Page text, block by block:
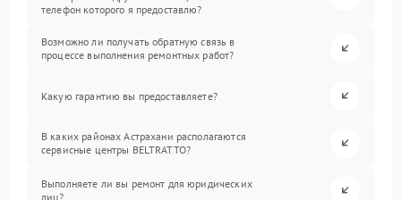
телефон которого я предоставлю?
Возможно ли получать обратную связь в
процессе выполнения ремонтных работ?
Какую гарантию вы предоставляете?
В каких районах Астрахани располагаются
сервисные центры BELTRATTO?
Выполняете ли вы ремонт для юридических
лиц?